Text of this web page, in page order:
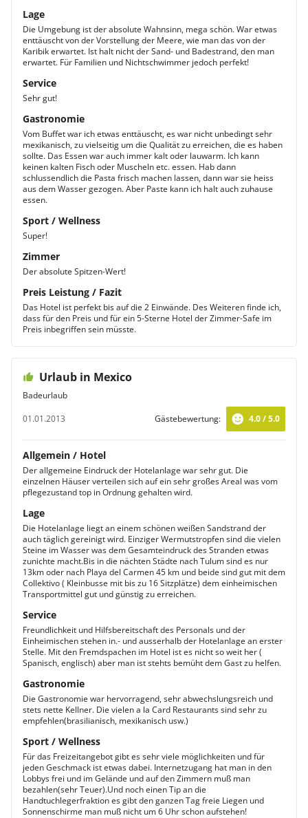
Lage
Die Umgebung ist der absolute Wahnsinn, mega schön. War etwas
enttäuscht von der Vorstellung der Meere, wie man das von der
Karibik erwartet. Ist halt nicht der Sand- und Badestrand, den man
erwartet. Für Familien und Nichtschwimmer jedoch perfekt!
Service
Sehr gut!
Gastronomie
Vom Buffet war ich etwas enttäuscht, es war nicht unbedingt sehr
mexikanisch, zu vielseitig um die Qualität zu erreichen, die es haben
sollte. Das Essen war auch immer kalt oder lauwarm. Ich kann
keinen kalten Fisch oder Muscheln etc. essen. Hab dann
schlussendlich die Pasta frisch machen lassen, dann war sie heiss
aus dem Wasser gezogen. Aber Paste kann ich halt auch zuhause
essen.
Sport / Wellness
Super!
Zimmer
Der absolute Spitzen-Wert!
Preis Leistung / Fazit
Das Hotel ist perfekt bis auf die 2 Einwände. Des Weiteren finde ich,
dass für den Preis und für ein 5-Sterne Hotel der Zimmer-Safe im
Preis inbegriffen sein müsste.
Urlaub in Mexico
Badeurlaub
01.01.2013
Gästebewertung: 4.0 / 5.0
Allgemein / Hotel
Der allgemeine Eindruck der Hotelanlage war sehr gut. Die
einzelnen Häuser verteilen sich auf ein sehr großes Areal was vom
pflegezustand top in Ordnung gehalten wird.
Lage
Die Hotelanlage liegt an einem schönen weißen Sandstrand der
auch täglich gereinigt wird. Einziger Wermutstropfen sind die vielen
Steine im Wasser was dem Gesamteindruck des Stranden etwas
zunichte macht.Bis in die nächten Städte nach Tulum sind es nur
13km oder nach Playa del Carmen 45 km und beide sind gut mit dem
Collektivo ( Kleinbusse mit bis zu 16 Sitzplätze) dem einheimischen
Transportmittel gut und günstig zu erreichen.
Service
Freundlichkeit und Hilfsbereitschaft des Personals und der
Einheimischen stehen in.- und ausserhalb der Hotelanlage an erster
Stelle. Mit den Fremdspachen im Hotel ist es nicht so weit her (
Spanisch, englisch) aber man ist stehts bemüht dem Gast zu helfen.
Gastronomie
Die Gastronomie war hervorragend, sehr abwechslungsreich und
stets nette Kellner. Die vielen a la Card Restaurants sind sehr zu
empfehlen(brasilianisch, mexikanisch usw.)
Sport / Wellness
Für das Freizeitangebot gibt es sehr viele möglichkeiten und für
jeden Geschmack ist etwas dabei. Internetzugang hat man in den
Lobbys frei und im Gelände und auf den Zimmern muß man
bezahlen(sehr Teuer).Und noch einen Tip an die
Handtuchlegerfraktion es gibt den ganzen Tag freie Liegen und
Sonnenschirme man muß nicht um 6 Uhr schon aufstehen!